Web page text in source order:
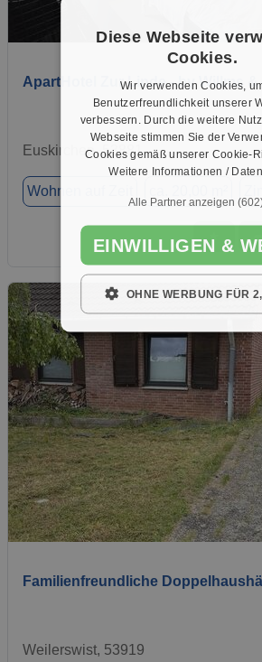
ApartHotel Zur Linde - by Willms &
Euskirchen, 53881
Wohnen auf Zeit
★
Familienfreundliche
Weilerswist, 53919
Diese Webseite
Cookies.
Wir verwenden Cookies,
Benutzerfreundlichkeit unserer
verbessern. Durch die weitere
Webseite stimmen Sie der
Cookies gemäß unserer Cookie-
Weitere Informationen /
Alle Partner anzeigen
EINWILLIGEN &
OHNE WERBUNG FÜR